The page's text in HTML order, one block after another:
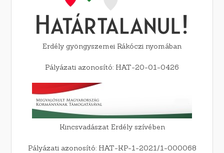
Erdély gyöngyszemei Rákóczi nyomában
Pályázati azonosító: HAT-20-01-0426
Kincsvadászat Erdély szívében
Pályázati azonosító: HAT-KP-1-2021/1-000068